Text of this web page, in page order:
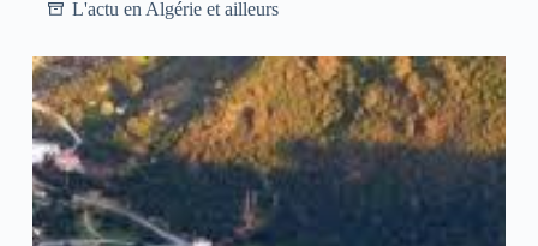
L'actu en Algérie et ailleurs